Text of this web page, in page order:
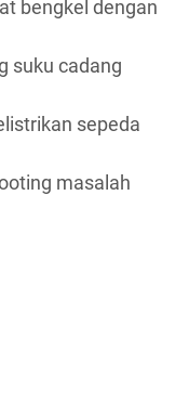
bengkel dengan
suku cadang
sepeda
masalah